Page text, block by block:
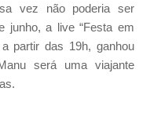
vez não poderia ser
junho, a live “Festa em
partir das 19h, ganhou
será uma viajante